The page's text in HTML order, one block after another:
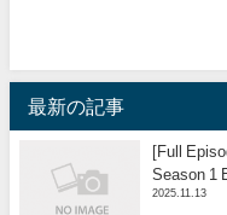
最新の記事
[Full
Season 1
2025.11.13